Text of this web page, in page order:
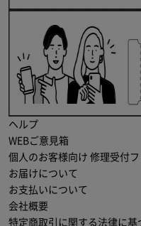
ヘルプ
WEBご意見箱
個人のお客様向け 修理受付フ
お届けについて
お支払いについて
会社概要
特定商取引に関する法律に基